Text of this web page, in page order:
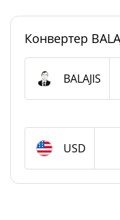
balajis
В обращении
Общее
Максимальное
предложение
Конвертер
BALAJIS
USD